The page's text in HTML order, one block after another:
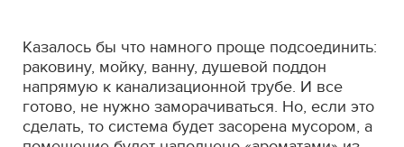
Казалось бы что намного проще подсоединить:
раковину, мойку, ванну, душевой поддон
напрямую к канализационной трубе. И все
готово, не нужно заморачиваться. Но, если это
сделать, то система будет засорена мусором, а